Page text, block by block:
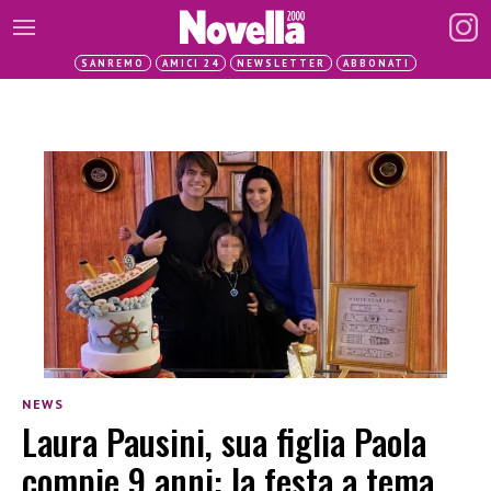
SANREMO AMICI 24 NEWSLETTER ABBONATI
NEWS
Laura Pausini, sua figlia Paola